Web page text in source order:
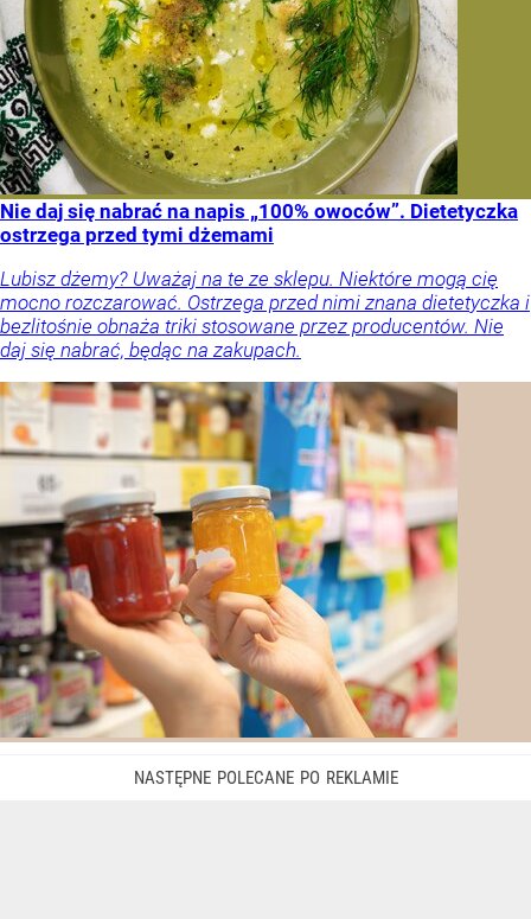
Nie daj się nabrać na napis „100% owoców”. Dietetyczka
ostrzega przed tymi dżemami
Lubisz dżemy? Uważaj na te ze sklepu. Niektóre mogą cię
mocno rozczarować. Ostrzega przed nimi znana dietetyczka i
bezlitośnie obnaża triki stosowane przez producentów. Nie
daj się nabrać, będąc na zakupach.